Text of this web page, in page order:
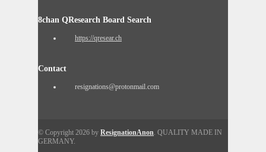
8chan QResearch Board Search
https://qresear.ch
Contact
resignations@protonmail.com
© Copyright 2026 by ResignationAnon. QUALITY MADE IN
GERMANY.